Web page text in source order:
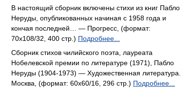
В настоящий сборник включены стихи из книг Пабло
Неруды, опубликованных начиная с 1958 года и
кончая последней… — Прогресс, (формат:
70x108/32, 400 стр.) Подробнее...
Сборник стихов чилийского поэта, лауреата
Нобелевской премии по литературе (1971), Пабло
Неруды (1904-1973) — Художественная литература.
Москва, (формат: 60x60/16, 296 стр.) Подробнее...